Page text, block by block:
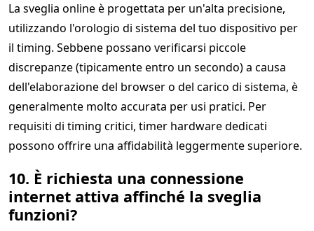
La sveglia online è progettata per un'alta precisione,
utilizzando l'orologio di sistema del tuo dispositivo per
il timing. Sebbene possano verificarsi piccole
discrepanze (tipicamente entro un secondo) a causa
dell'elaborazione del browser o del carico di sistema, è
generalmente molto accurata per usi pratici. Per
requisiti di timing critici, timer hardware dedicati
possono offrire una affidabilità leggermente superiore.
10. È richiesta una connessione
internet attiva affinché la sveglia
funzioni?